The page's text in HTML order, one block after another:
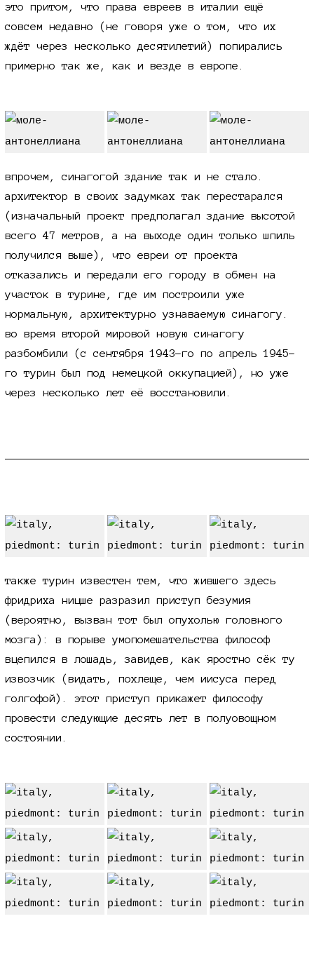
это притом, что права евреев в италии ещё
совсем недавно (не говоря уже о том, что их
ждёт через несколько десятилетий) попирались
примерно так же, как и везде в европе.
впрочем, синагогой здание так и не стало.
архитектор в своих задумках так перестарался
(изначальный проект предполагал здание высотой
всего 47 метров, а на выходе один только шпиль
получился выше), что евреи от проекта
отказались и передали его городу в обмен на
участок в турине, где им построили уже
нормальную, архитектурно узнаваемую синагогу.
во время второй мировой новую синагогу
разбомбили (с сентября 1943-го по апрель 1945-
го турин был под немецкой оккупацией), но уже
через несколько лет её восстановили.
также турин известен тем, что жившего здесь
фридриха ницше разразил приступ безумия
(вероятно, вызван тот был опухолью головного
мозга): в порыве умопомешательства философ
вцепился в лошадь, завидев, как яростно сёк ту
извозчик (видать, похлеще, чем иисуса перед
голгофой). этот приступ прикажет философу
провести следующие десять лет в полуовощном
состоянии.